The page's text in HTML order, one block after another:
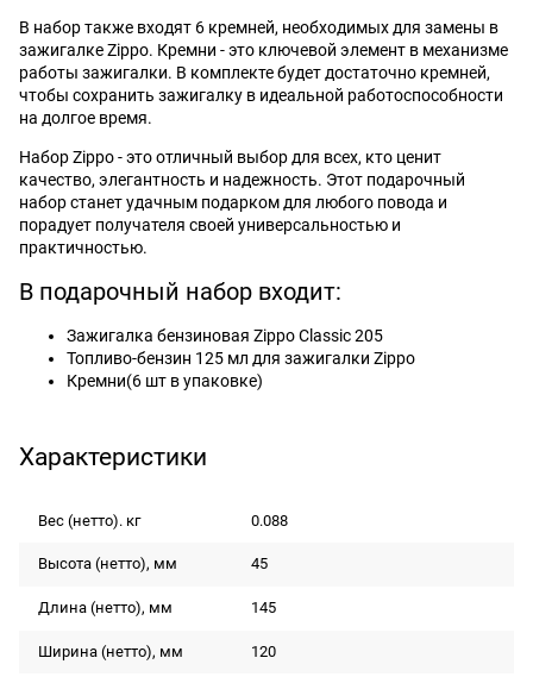
В набор также входят 6 кремней, необходимых для замены в
зажигалке Zippo. Кремни - это ключевой элемент в механизме
работы зажигалки. В комплекте будет достаточно кремней,
чтобы сохранить зажигалку в идеальной работоспособности
на долгое время.
Набор Zippo - это отличный выбор для всех, кто ценит
качество, элегантность и надежность. Этот подарочный
набор станет удачным подарком для любого повода и
порадует получателя своей универсальностью и
практичностью.
В подарочный набор входит:
Зажигалка бензиновая Zippo Classic 205
Топливо-бензин 125 мл для зажигалки Zippo
Кремни(6 шт в упаковке)
Характеристики
Вес (нетто). кг 0.088
Высота (нетто), мм 45
Длина (нетто), мм 145
Ширина (нетто), мм 120